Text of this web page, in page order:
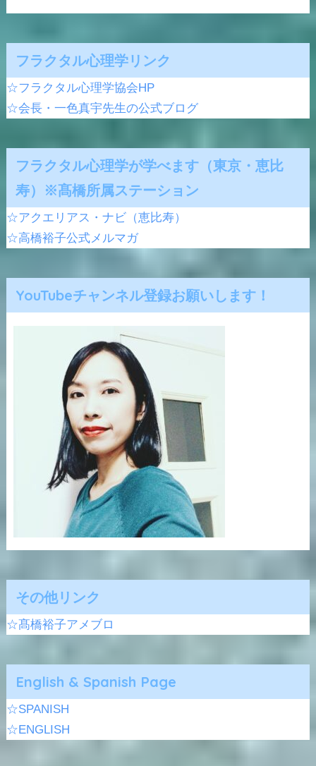
フラクタル心理学リンク
☆フラクタル心理学協会HP
☆会長・一色真宇先生の公式ブログ
フラクタル心理学が学べます（東京・恵比
寿）※髙橋所属ステーション
☆アクエリアス・ナビ（恵比寿）
☆高橋裕子公式メルマガ
YouTubeチャンネル登録お願いします！
その他リンク
☆髙橋裕子アメブロ
English & Spanish Page
☆SPANISH
☆ENGLISH